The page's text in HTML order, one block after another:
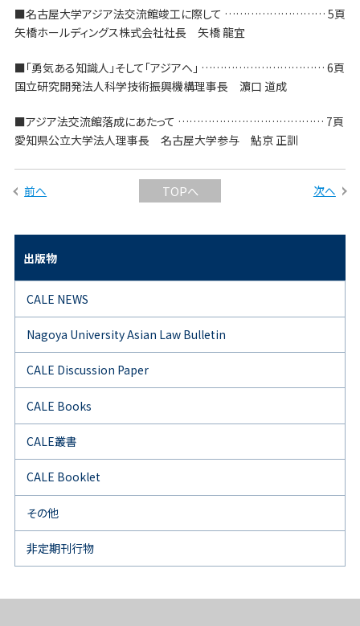
■名古屋大学アジア法交流館竣工に際して ……………………… 5頁
矢橋ホールディングス株式会社社長 矢橋 龍宜
■「勇気ある知識人」そして「アジアへ」 …………………………… 6頁
国立研究開発法人科学技術振興機構理事長 濵口 道成
■アジア法交流館落成にあたって ………………………………… 7頁
愛知県公立大学法人理事長 名古屋大学参与 鮎京 正訓
前へ TOPへ 次へ
出版物
CALE NEWS
Nagoya University Asian Law Bulletin
CALE Discussion Paper
CALE Books
CALE叢書
CALE Booklet
その他
非定期刊行物